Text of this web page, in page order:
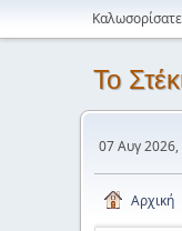
Το
07 Αυγ
Αρχική